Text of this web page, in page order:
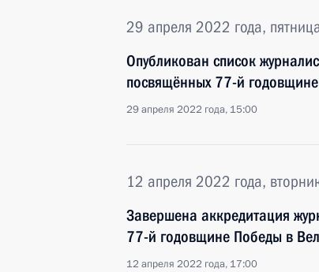
29 апреля 2022 года,
Опубликован список
посвящённых 77-й
29 апреля 2022 года, 15:00
12 апреля 2022 года,
Завершена аккредитация
77-й годовщине Победы в
12 апреля 2022 года, 17:00